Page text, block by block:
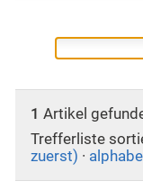
1 Artikel
Trefferliste
zuerst) ·